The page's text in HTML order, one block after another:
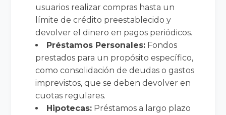
usuarios realizar compras hasta un
límite de crédito preestablecido y
devolver el dinero en pagos periódicos.
Préstamos Personales: Fondos
prestados para un propósito específico,
como consolidación de deudas o gastos
imprevistos, que se deben devolver en
cuotas regulares.
Hipotecas: Préstamos a largo plazo